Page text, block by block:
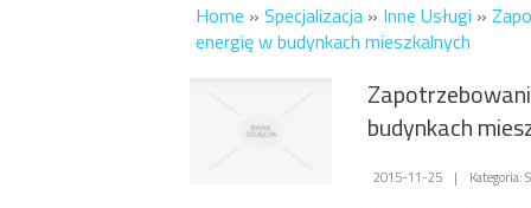
Home » Specjalizacja » Inne Usługi »
energię w budynkach mieszkalnych
budynkach
2015-11-25 | Kategoria: